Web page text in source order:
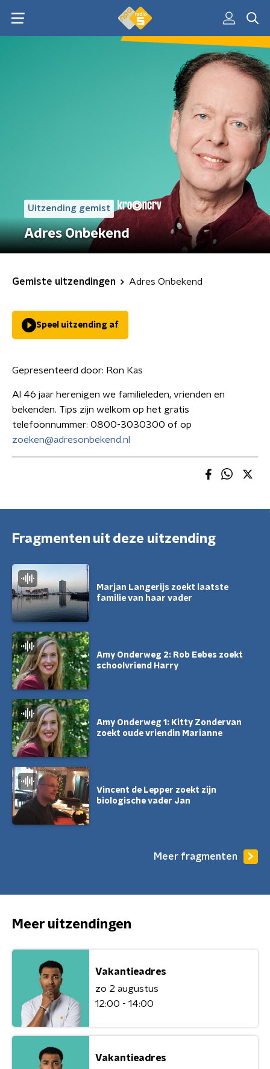
Uitzending gemist
Adres Onbekend
Gemiste uitzendingen Adres Onbekend
Speel uitzending af
Gepresenteerd door: Ron Kas
Al 46 jaar herenigen we familieleden, vrienden en
bekenden. Tips zijn welkom op het gratis
telefoonnummer: 0800-3030300 of op
zoeken@adresonbekend.nl
Fragmenten uit deze uitzending
Marjan Langerijs zoekt laatste
familie van haar vader
Amy Onderweg 2: Rob Eebes zoekt
schoolvriend Harry
Amy Onderweg 1: Kitty Zondervan
zoekt oude vriendin Marianne
Vincent de Lepper zoekt zijn
biologische vader Jan
Meer fragmenten
Meer uitzendingen
Vakantieadres
zo 2 augustus
12:00 - 14:00
Vakantieadres